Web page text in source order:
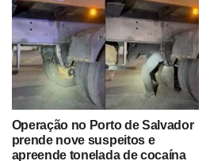
Operação no Porto de Salvador
prende nove suspeitos e
apreende tonelada de cocaína